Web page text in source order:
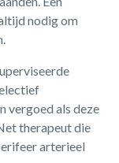
nodig om
vergoed als deze
therapeut die
arterieel